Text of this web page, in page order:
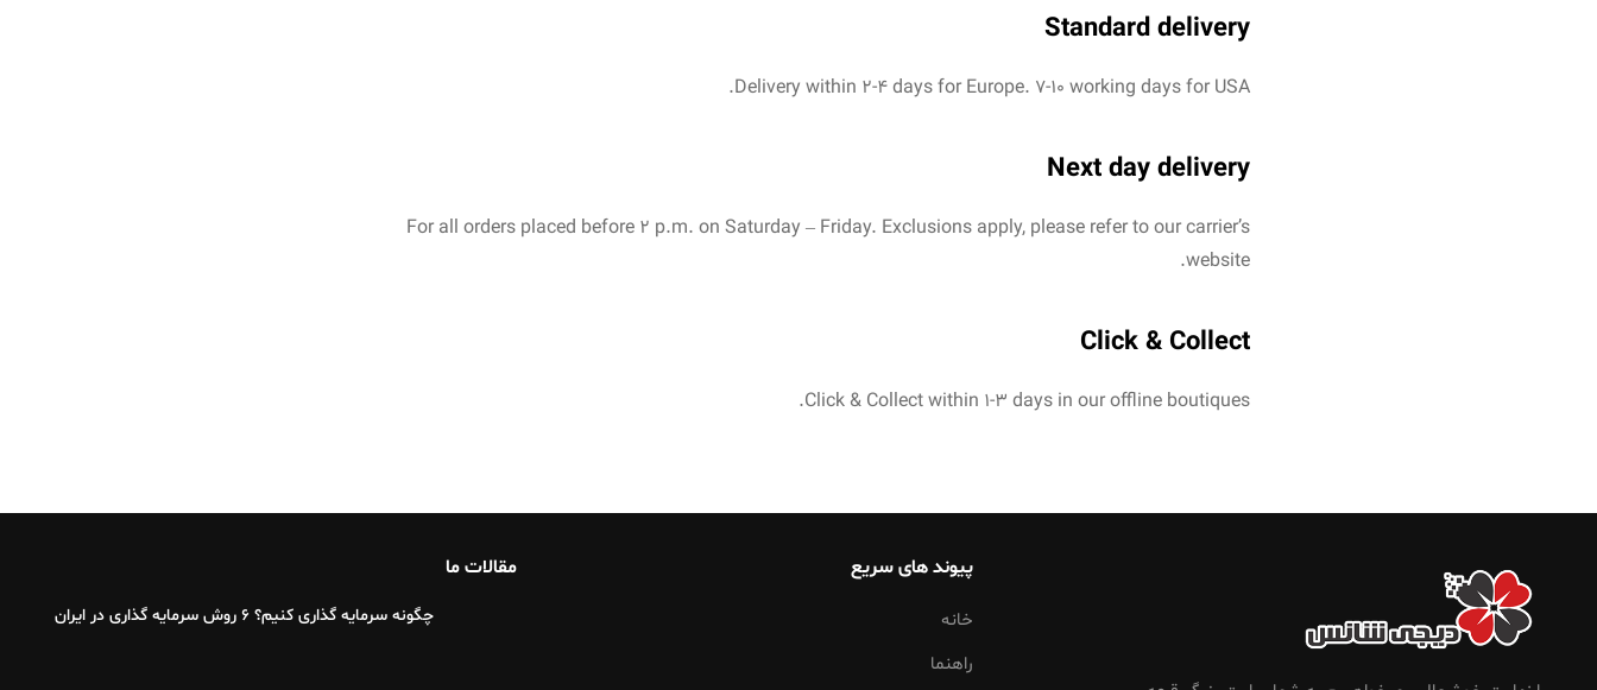
Standard delivery
Delivery within 2-4 days for Europe. 7-10 working days for USA.
Next day delivery
For all orders placed before 2 p.m. on Saturday – Friday. Exclusions apply, please refer to our carrier’s
website.
Click & Collect
Click & Collect within 1-3 days in our offline boutiques.
پیوند های سریع
خانه
راهنما
مقالات ما
چگونه سرمایه گذاری کنیم؟ 6 روش سرمایه گذاری در ایران